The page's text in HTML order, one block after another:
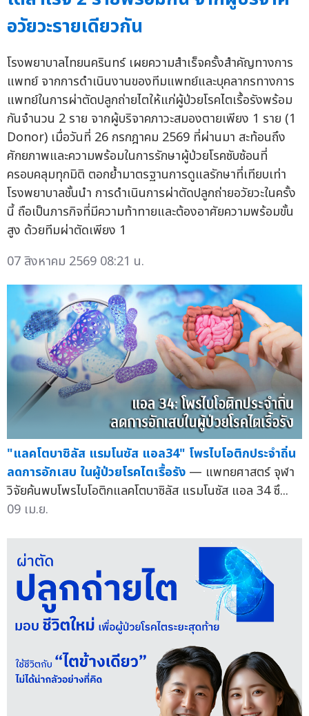
อวัยวะรายเดียวกัน
โรงพยาบาลไทยนครินทร์ เผยความสำเร็จครั้งสำคัญทางการ
แพทย์ จากการดำเนินงานของทีมแพทย์และบุคลากรทางการ
แพทย์ในการผ่าตัดปลูกถ่ายไตให้แก่ผู้ป่วยโรคไตเรื้อรังพร้อม
กันจำนวน 2 ราย จากผู้บริจาคภาวะสมองตายเพียง 1 ราย (1
Donor) เมื่อวันที่ 26 กรกฎาคม 2569 ที่ผ่านมา สะท้อนถึง
ศักยภาพและความพร้อมในการรักษาผู้ป่วยโรคซับซ้อนที่
ครอบคลุมทุกมิติ ตอกย้ำมาตรฐานการดูแลรักษาที่เทียบเท่า
โรงพยาบาลชั้นนำ การดำเนินการผ่าตัดปลูกถ่ายอวัยวะในครั้ง
นี้ ถือเป็นภารกิจที่มีความท้าทายและต้องอาศัยความพร้อมขั้น
สูง ด้วยทีมผ่าตัดเพียง 1
07 สิงหาคม 2569 08:21 น.
"แลคโตบาซิลัส แรมโนซัส แอล34" โพรไบโอติกประจำถิ่น
ลดการอักเสบ ในผู้ป่วยโรคไตเรื้อรัง — แพทยศาสตร์ จุฬา
วิจัยค้นพบโพรไบโอติกแลคโตบาซิลัส แรมโนซัส แอล 34 ซึ...
09 เม.ย.